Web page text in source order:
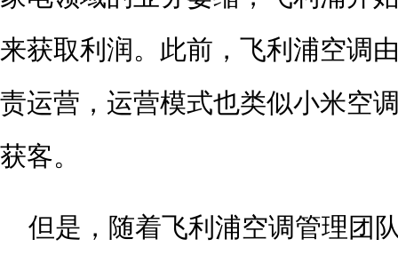
来获取利润。此前，飞利浦空调
责运营，运营模式也类似小米空
获客。
但是，随着飞利浦空调管理团